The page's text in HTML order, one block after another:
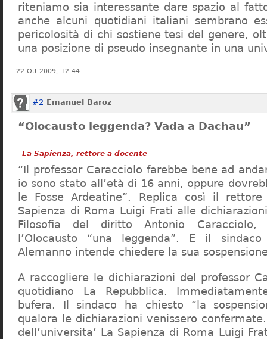
riteniamo sia interessante dare spazio al fatto
anche alcuni quotidiani italiani sembrano
pericolosità di chi sostiene tesi del genere,
una posizione di pseudo insegnante in una
22 Ott 2009, 12:44
#2 Emanuel Baroz
“Olocausto leggenda? Vada a Dachau”
La Sapienza, rettore a docente
“Il professor Caracciolo farebbe bene ad
io sono stato all’età di 16 anni, oppure
le Fosse Ardeatine”. Replica così il rettore
Sapienza di Roma Luigi Frati alle
Filosofia del diritto Antonio
l’Olocausto “una leggenda”. E il
Alemanno intende chiedere la sua
A raccogliere le dichiarazioni del professor
quotidiano La Repubblica.
bufera. Il sindaco ha chiesto “la
qualora le dichiarazioni venissero
dell’universita’ La Sapienza di Roma Luigi